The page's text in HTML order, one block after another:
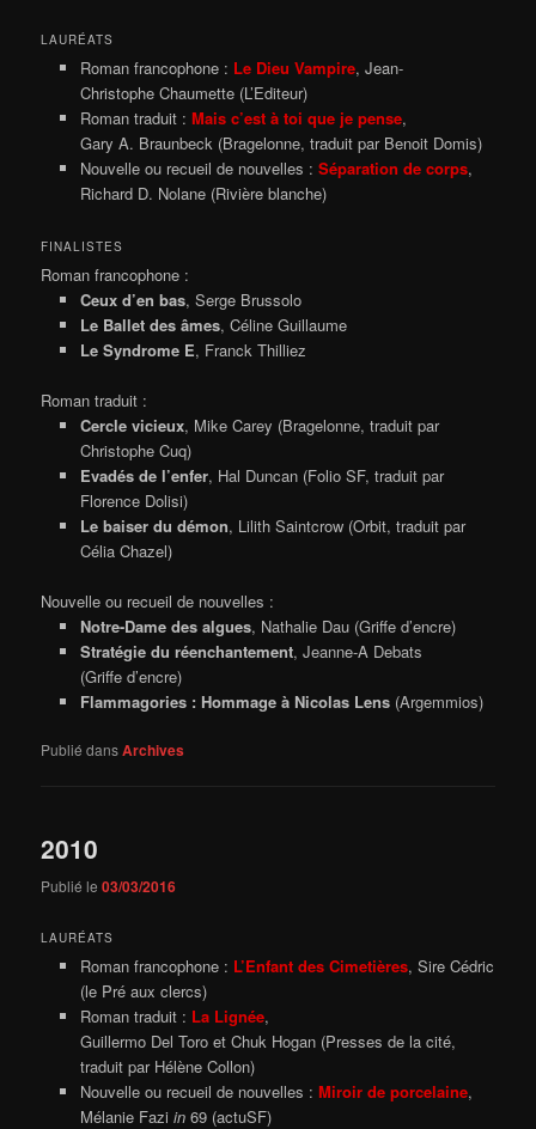
LAURÉATS
Roman francophone : Le Dieu Vampire, Jean-
Christophe Chaumette (L’Editeur)
Roman traduit : Mais c’est à toi que je pense,
Gary A. Braunbeck (Bragelonne, traduit par Benoit Domis)
Nouvelle ou recueil de nouvelles : Séparation de corps,
Richard D. Nolane (Rivière blanche)
FINALISTES
Roman francophone :
Ceux d’en bas, Serge Brussolo
Le Ballet des âmes, Céline Guillaume
Le Syndrome E, Franck Thilliez
Roman traduit :
Cercle vicieux, Mike Carey (Bragelonne, traduit par
Christophe Cuq)
Evadés de l’enfer, Hal Duncan (Folio SF, traduit par
Florence Dolisi)
Le baiser du démon, Lilith Saintcrow (Orbit, traduit par
Célia Chazel)
Nouvelle ou recueil de nouvelles :
Notre-Dame des algues, Nathalie Dau (Griffe d’encre)
Stratégie du réenchantement, Jeanne-A Debats
(Griffe d’encre)
Flammagories : Hommage à Nicolas Lens(Argemmios)
Publié dansArchives
2010
Publié le03/03/2016
LAURÉATS
Roman francophone : L’Enfant des Cimetières, Sire Cédric
(le Pré aux clercs)
Roman traduit : La Lignée,
Guillermo Del Toro et Chuk Hogan (Presses de la cité,
traduit par Hélène Collon)
Nouvelle ou recueil de nouvelles : Miroir de porcelaine,
Mélanie Fazi in69 (actuSF)